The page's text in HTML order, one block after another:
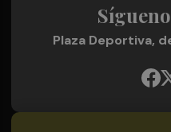
Plaza Deportiva,